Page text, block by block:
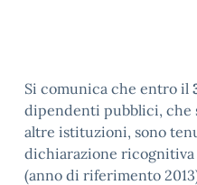
Si comunica che entro il
dipendenti pubblici, che
altre istituzioni, sono
dichiarazione
(anno di riferimento